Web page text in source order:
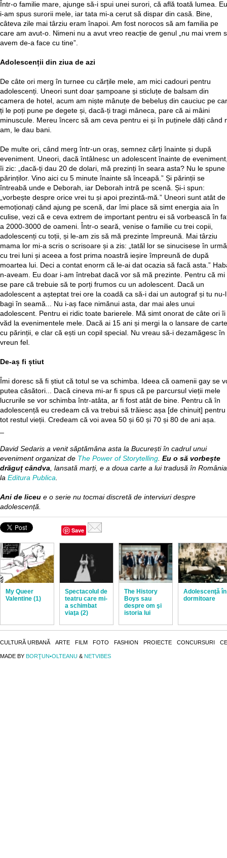
Într-o familie mare, ajunge să-i spui unei surori, că află toată lumea. Eu
i-am spus surorii mele, iar tata mi-a cerut să dispar din casă. Bine,
câteva zile mai târziu eram înapoi. Am fost norocos să am familia pe
care am avut-o. Nimeni nu a avut vreo reacție de genul „nu mai vrem
avem de-a face cu tine”.
Adolescenții din ziua de azi
De câte ori merg în turnee cu cărțile mele, am mici cadouri pentru
adolescenți. Uneori sunt doar șampoane și sticluțe de balsam din
camera de hotel, acum am niște mânuțe de bebeluș din cauciuc pe
ți le poți pune pe degete și, dacă-ți tragi mâneca, pare că ai mâini
minuscule. Mereu încerc să am ceva pentru ei și în puținele dăți când
am, le dau bani.
De multe ori, când merg într-un oraș, semnez cărți înainte și după
eveniment. Uneori, dacă întâlnesc un adolescent înainte de
îi zic: „dacă-ți dau 20 de dolari, mă prezinți în seara asta? Nu le spune
părinților. Vino aici cu 5 minute înainte să înceapă.” Și părinții se
întreabă unde e Deborah, iar Deborah intră pe scenă. Și-i spun:
„vorbește despre orice vrei tu și apoi prezintă-mă.” Uneori sunt atât de
emoționați când ajung pe scenă, dar îmi place să simt energia aia în
culise, vezi că e ceva extrem de important pentru ei să vorbească în
a 2000-3000 de oameni. Într-o seară, venise o familie cu trei copii,
adolescenți cu toții, și le-am zis să mă prezinte împreună. Mai târziu
mama lor mi-a scris o scrisoare și a zis: „tatăl lor se sinucisese în urmă
cu trei luni și aceea a fost prima noastră ieșire împreună de după
moartea lui. Deci a contat enorm că le-ai dat ocazia să facă asta.”
n-aveam. Eu doar i-am întrebat dacă vor să mă prezinte. Pentru că mi
se pare că trebuie să te porți frumos cu un adolescent. Dacă un
adolescent a așteptat trei ore la coadă ca să-i dai un autograf și tu nu-l
bagi în seamă... Nu i-aș face nimănui asta, dar mai ales unui
adolescent. Pentru ei ridic toate barierele. Mă simt onorat de câte ori îi
văd la evenimentele mele. Dacă ai 15 ani și mergi la o lansare de carte
cu părinții, e clar că ești un copil special. Nu vreau să-i dezamăgesc în
vreun fel.
De-aș fi știut
Îmi doresc să fi știut că totul se va schimba. Ideea că oamenii gay se
putea căsători... Dacă cineva mi-ar fi spus că pe parcursul vieții mele
lucrurile se vor schimba într-atâta, ar fi fost atât de bine. Pentru că în
adolescență eu credeam că va trebui să trăiesc așa [de chinuit] pentru
tot restul vieții. Credeam că voi avea 50 și 60 și 70 și 80 de ani așa.
David Sedaris a venit săptămâna asta la București în cadrul unui
eveniment organizat de The Power of Storytelling. Eu o să vorbește
drăguț cândva, lansată marți, e a doua carte a lui tradusă în
la Editura Publica.
Ani de liceu e o serie nu tocmai discretă de interviuri despre
adolescență.
Save
My Queer
Valentine (1)
Spectacolul de
teatru care mi-
a schimbat
viaţa (2)
The History
Boys sau
despre om şi
istoria lui
Adolescenţă în
dormitoare
CULTURĂ URBANĂ ARTE FILM FOTO FASHION PROIECTE CONCURSURI
MADE BY BORŢUN•OLTEANU & NETVIBES